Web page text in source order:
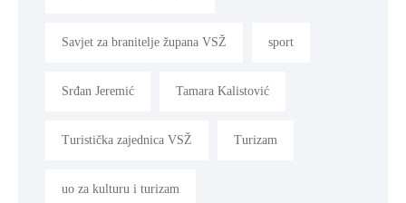
Savjet za branitelje župana VSŽ sport
Srđan Jeremić Tamara Kalistović
Turistička zajednica VSŽ Turizam
uo za kulturu i turizam